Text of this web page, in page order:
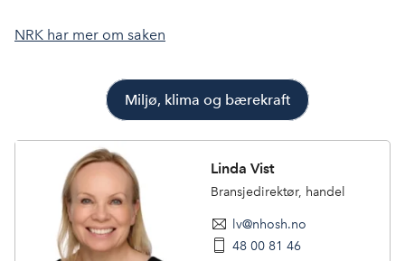
NRK har mer om saken
Miljø, klima og bærekraft
Linda Vist
Bransjedirektør, handel
lv@nhosh.no
48 00 81 46